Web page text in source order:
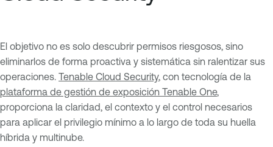
El objetivo no es solo descubrir permisos riesgosos, sino
eliminarlos de forma proactiva y sistemática sin ralentizar sus
operaciones. Tenable Cloud Security, con tecnología de la
plataforma de gestión de exposición Tenable One,
proporciona la claridad, el contexto y el control necesarios
para aplicar el privilegio mínimo a lo largo de toda su huella
híbrida y multinube.